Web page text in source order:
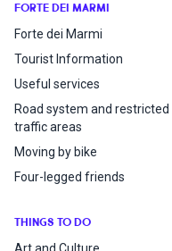
FORTE DEI MARMI
Forte dei Marmi
Tourist Information
Useful services
Road system and restricted
traffic areas
Moving by bike
Four-legged friends
THINGS TO DO